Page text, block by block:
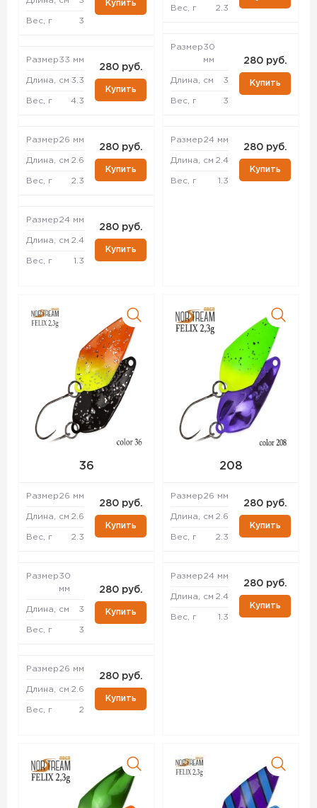
Вес, г 3
Купить
Размер33 мм
Длина, см 3.3
Вес, г 4.3
280 руб.
Купить
Размер26 мм
Длина, см 2.6
Вес, г 2.3
280 руб.
Купить
Размер24 мм
Длина, см 2.4
Вес, г 1.3
280 руб.
Купить
Вес, г 2.3
Размер30
мм
Длина, см 3
Вес, г 3
280 руб.
Купить
Размер24 мм
Длина, см 2.4
Вес, г 1.3
280 руб.
Купить
36
Размер26 мм
Длина, см 2.6
Вес, г 2.3
280 руб.
Купить
Размер30
мм
Длина, см 3
Вес, г 3
280 руб.
Купить
Размер26 мм
Длина, см 2.6
Вес, г 2
280 руб.
Купить
208
Размер26 мм
Длина, см 2.6
Вес, г 2.3
280 руб.
Купить
Размер24 мм
Длина, см 2.4
Вес, г 1.3
280 руб.
Купить